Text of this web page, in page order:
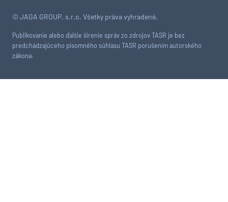
© JAGA GROUP, s.r.o. Všetky práva vyhradené.
Publikovanie alebo ďalšie šírenie správ zo zdrojov TASR je bez
predchádzajúceho písomného súhlasu TASR porušením autorského
zákona.